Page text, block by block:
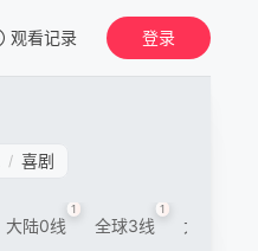
观看记录 登录
/ 喜剧
大陆0线
1
全球3线
1
大陆5线